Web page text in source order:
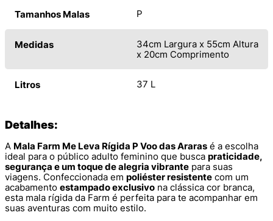
Tamanhos Malas P
Medidas
34cm Largura x 55cm Altura
x 20cm Comprimento
Litros 37 L
Detalhes:
A Mala Farm Me Leva Rígida P Voo das Araras é a escolha
ideal para o público adulto feminino que busca praticidade,
segurança e um toque de alegria vibrante para suas
viagens. Confeccionada em poliéster resistente com um
acabamento estampado exclusivo na clássica cor branca,
esta mala rígida da Farm é perfeita para te acompanhar em
suas aventuras com muito estilo.